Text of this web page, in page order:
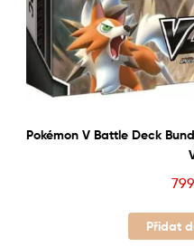
Pokémon V Battle Deck
799
Přidat